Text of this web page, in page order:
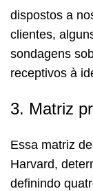
dispostos a
clientes,
sondagens
receptivos à
3. Matriz
Essa matriz
Harvard,
definindo